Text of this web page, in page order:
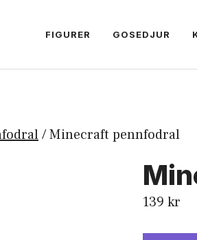
FIGURER GOSEDJUR
/ Minecraft pennfodral
139 kr